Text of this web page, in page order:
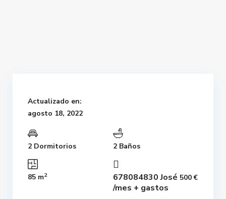
Actualizado en:
agosto 18, 2022
2 Dormitorios 2 Baños
85 m2 678084830 José 500 €
/mes + gastos